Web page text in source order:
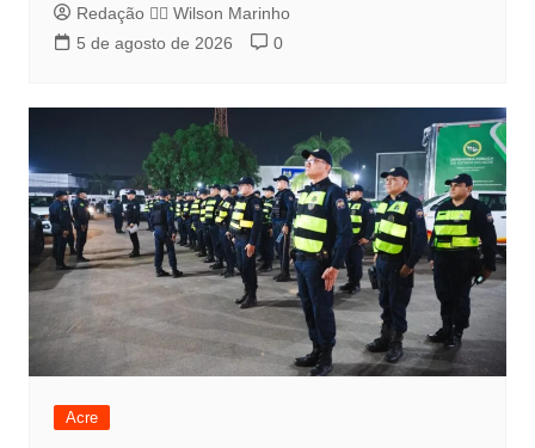
Redação 👨‍⚖️​ Wilson Marinho
5 de agosto de 2026
0
Acre